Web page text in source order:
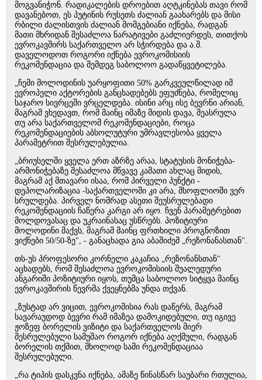
მოგვანიჭონ. რადიკალების დროებით აღტკინებას თავი რომ
დავანებოთ, ეს პუტინის რუსეთს ძალიან გაახარებს და მისი
რბილი ძალისთვის ძალიან მომგებიანი იქნება, რადგან
მათი მხრიდან შესაძლოა ნარატივები გაძლიერდეს, თითქოს
ევროკავშირს საქართველო არ სჭირდება და ა.შ.
დაველოდოთ როგორი იქნება ევროკომისიის
რეკომენდაცია და შემდეგ საბოლოო გადაწყვეტილება.
„ჩემი მოლოდინის უარყოფითი 50% გარკვეულწილად იმ
ევროპელი აქტორების განცხადებებს ეფუძნება, რომელიც
საჯარო სივრცეში ვრცელდება. ისინი არც ისე ბევრნი არიან,
მაგრამ ვხედავთ, რომ მაინც იმაზე მიდის დავა, შეასრულა
თუ არა საქართველომ რეკომენდაციები, როცა
რეკომენდაციების აბსოლუტური უმრავლესობა ყველა
პარამეტრით შესრულებულია.
„ბრიუსელში ყველა ერთ აზრზე არაა, სტატუსის მონიჭება-
არმონიჭებაზე შესაძლოა მწვავე კამათი ახლაც მიდის,
მაგრამ აქ მთავარი ისაა, რომ პირველი პუნქტი -
დეპოლარიზაცია -საქართველოში კი არა, მსოფლიოში ვერ
სრულდება. პირველ ნომრად ასეთი შეუსრულებადი
რეკომენდაციის ჩაწერა კარგი არ იყო. ჩვენ პარამეტრებით
მოლდოვასაც და უკრაინასაც უსწრებს. პოზიტიური
მოლოდინი მაქვს, მაგრამ მაინც ფრთხილი პროგნოზით
ვიქნები 50/50-ზე", - განაცხადა გია აბაშიძემ „რეზონანასთან".
თს-უს პროფესორი კორნელი კაკაჩია „რეზონანსთან"
აცხადებს, რომ შესაძლოა ევროკომისიის შუალედური
ანგარიში პოზიტიური იყოს, თუმცა საბოლოო სიტყვა მაინც
ევროკავშირის წევრმა ქვეყნებმა უნდა თქვან.
„ზუსტად არ ვიცით, ევროკომისია რას დაწერს, მაგრამ
სავარაუდოდ ბევრი რამ იმაზეა დამოკიდებული, თუ იგივე
ჟოზეფ ბორელის ვიზიტი და საქართველოს მიერ
შესრულებული სამუშაო როგორ იქნება აღქმული, რადგან
ბორელის თქმით, მხოლოდ სამი რეკომენდაციაა
შესრულებული.
„რა ტიპის დასკვნა იქნება, ამაზე წინასწარ საუბარი რთულია,